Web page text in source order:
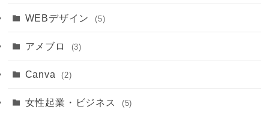
WEBデザイン (5)
アメブロ (3)
Canva (2)
女性起業・ビジネス (5)